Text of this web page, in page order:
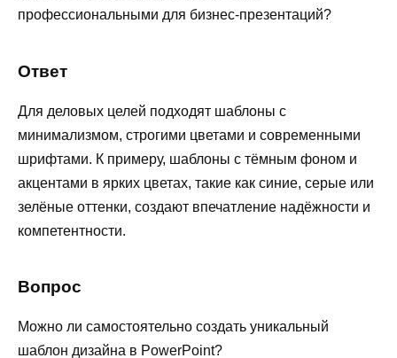
профессиональными для бизнес-презентаций?
Ответ
Для деловых целей подходят шаблоны с
минимализмом, строгими цветами и современными
шрифтами. К примеру, шаблоны с тёмным фоном и
акцентами в ярких цветах, такие как синие, серые или
зелёные оттенки, создают впечатление надёжности и
компетентности.
Вопрос
Можно ли самостоятельно создать уникальный
шаблон дизайна в PowerPoint?